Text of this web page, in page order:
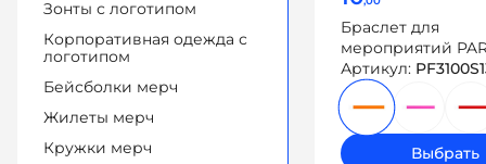
Зонты с логотипом
Корпоративная одежда с
логотипом
Бейсболки мерч
Жилеты мерч
Кружки мерч
Браслет для
мероприятий
индивидуальной
нумерацией
Артикул:
Выбрать